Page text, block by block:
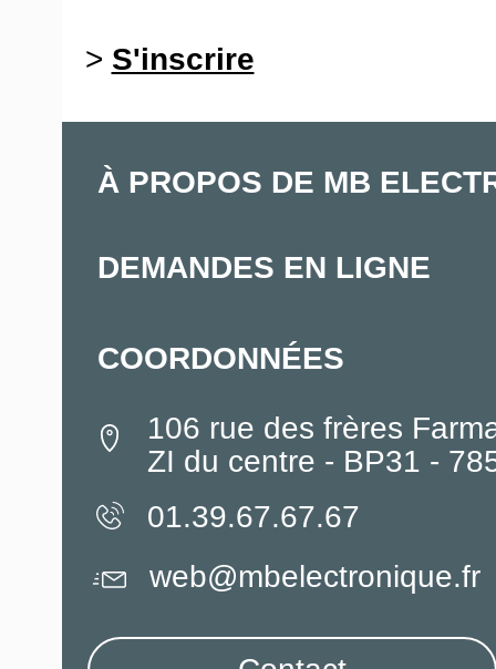
> S'inscrire
À PROPOS DE MB
DEMANDES EN LIGNE
COORDONNÉES
106 rue des frères
ZI du centre - BP31 -
01.39.67.67.67
web@mbelectronique.fr